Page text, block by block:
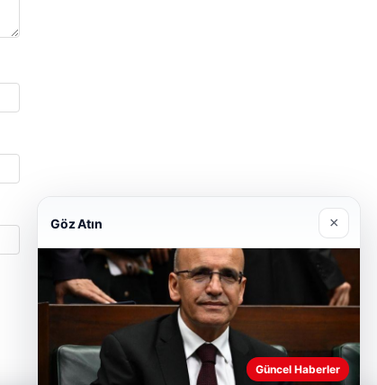
Göz Atın ×
Güncel Haberler